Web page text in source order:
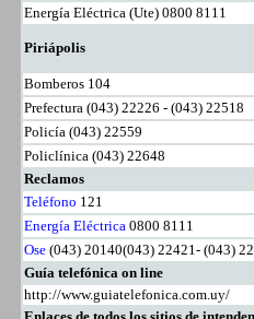
Energía Eléctrica (Ute) 0800 8111
Piriápolis
Bomberos 104
Prefectura (043) 22226 - (043) 22518
Policía (043) 22559
Policlínica (043) 22648
Reclamos
Teléfono 121
Energía Eléctrica 0800 8111
Ose (043) 20140(043) 22421- (043)
Guía telefónica on line
http://www.guiatelefonica.com.uy/